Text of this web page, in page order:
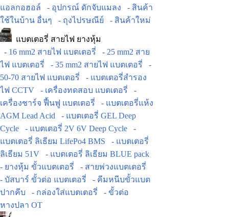
แอลกอฮอล์
- อุปกรณ์ ดักจับแมลง
- สินค้า
ใช้ในบ้าน อื่นๆ
- ถุงไปรษณีย์ - สินค้าใหม่
แบตเตอรี่ สายไฟ ยางหุ้ม
- 16 mm2 สายไฟ แบตเตอรี่
- 25 mm2 สาย
ไฟ แบตเตอรี่
- 35 mm2 สายไฟ แบตเตอรี่
-
50-70 สายไฟ แบตเตอรี่
- แบตเตอรี่สำรอง
ไฟ CCTV
- เครื่องทดสอบ แบตเตอรี่
-
เครื่องชาร์จ ฟื้นฟู แบตเตอรี่
- แบตเตอรี่แห้ง
AGM Lead Acid
- แบตเตอรี่ GEL Deep
Cycle
- แบตเตอรี่ 2V 6V Deep Cycle
-
แบตเตอรี่ ลิเธียม LifePo4 BMS
- แบตเตอรี่
ลิเธียม 51V
- แบตเตอรี่ ลิเธียม BLUE pack
- ยางหุ้ม ขั้วแบตเตอรี่
- สายพ่วงแบตเตอรี่
- บัสบาร์ ขั้วต่อ แบตเตอรี่
- คีมหนีบขั้วแบต
ปากคีบ
- กล่องใส่แบตเตอรี่
- ขั้วต่อ
หางปลา OT